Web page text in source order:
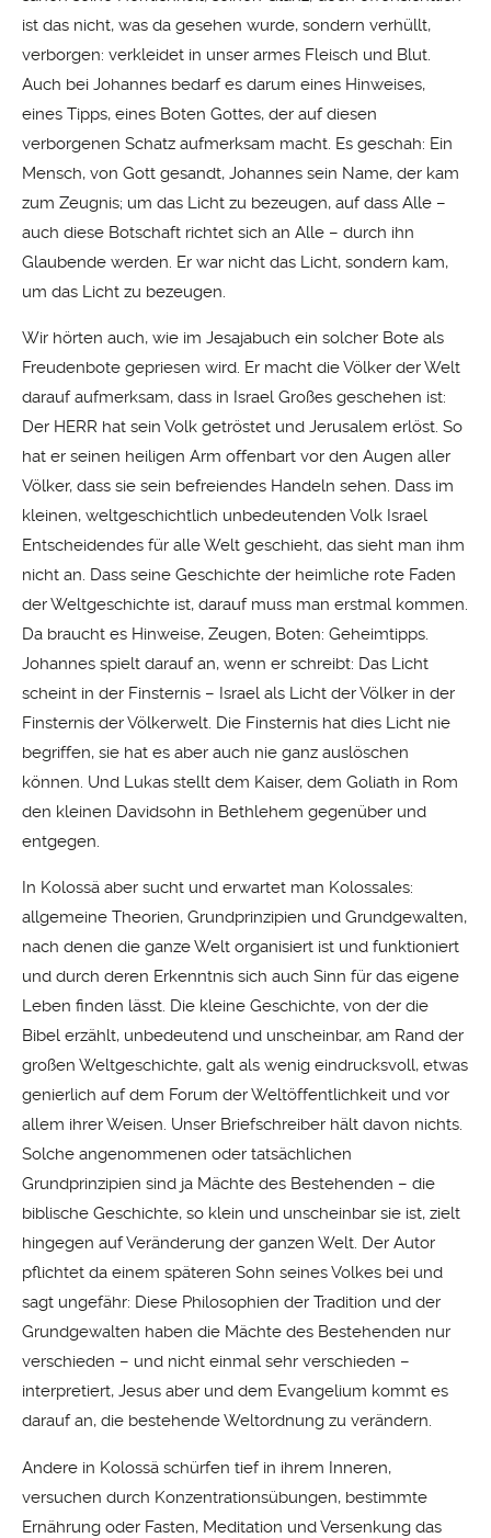
ist das nicht, was da gesehen wurde, sondern verhüllt,
verborgen: verkleidet in unser armes Fleisch und Blut.
Auch bei Johannes bedarf es darum eines Hinweises,
eines Tipps, eines Boten Gottes, der auf diesen
verborgenen Schatz aufmerksam macht. Es geschah: Ein
Mensch, von Gott gesandt, Johannes sein Name, der kam
zum Zeugnis; um das Licht zu bezeugen, auf dass Alle –
auch diese Botschaft richtet sich an Alle – durch ihn
Glaubende werden. Er war nicht das Licht, sondern kam,
um das Licht zu bezeugen.
Wir hörten auch, wie im Jesajabuch ein solcher Bote als
Freudenbote gepriesen wird. Er macht die Völker der Welt
darauf aufmerksam, dass in Israel Großes geschehen ist:
Der HERR hat sein Volk getröstet und Jerusalem erlöst. So
hat er seinen heiligen Arm offenbart vor den Augen aller
Völker, dass sie sein befreiendes Handeln sehen. Dass im
kleinen, weltgeschichtlich unbedeutenden Volk Israel
Entscheidendes für alle Welt geschieht, das sieht man ihm
nicht an. Dass seine Geschichte der heimliche rote Faden
der Weltgeschichte ist, darauf muss man erstmal kommen.
Da braucht es Hinweise, Zeugen, Boten: Geheimtipps.
Johannes spielt darauf an, wenn er schreibt: Das Licht
scheint in der Finsternis – Israel als Licht der Völker in der
Finsternis der Völkerwelt. Die Finsternis hat dies Licht nie
begriffen, sie hat es aber auch nie ganz auslöschen
können. Und Lukas stellt dem Kaiser, dem Goliath in Rom
den kleinen Davidsohn in Bethlehem gegenüber und
entgegen.
In Kolossä aber sucht und erwartet man Kolossales:
allgemeine Theorien, Grundprinzipien und Grundgewalten,
nach denen die ganze Welt organisiert ist und funktioniert
und durch deren Erkenntnis sich auch Sinn für das eigene
Leben finden lässt. Die kleine Geschichte, von der die
Bibel erzählt, unbedeutend und unscheinbar, am Rand der
großen Weltgeschichte, galt als wenig eindrucksvoll, etwas
genierlich auf dem Forum der Weltöffentlichkeit und vor
allem ihrer Weisen. Unser Briefschreiber hält davon nichts.
Solche angenommenen oder tatsächlichen
Grundprinzipien sind ja Mächte des Bestehenden – die
biblische Geschichte, so klein und unscheinbar sie ist, zielt
hingegen auf Veränderung der ganzen Welt. Der Autor
pflichtet da einem späteren Sohn seines Volkes bei und
sagt ungefähr: Diese Philosophien der Tradition und der
Grundgewalten haben die Mächte des Bestehenden nur
verschieden – und nicht einmal sehr verschieden –
interpretiert, Jesus aber und dem Evangelium kommt es
darauf an, die bestehende Weltordnung zu verändern.
Andere in Kolossä schürfen tief in ihrem Inneren,
versuchen durch Konzentrationsübungen, bestimmte
Ernährung oder Fasten, Meditation und Versenkung das